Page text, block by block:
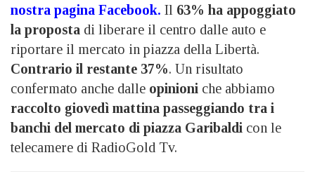
nostra pagina Facebook. Il 63% ha appoggiato
la proposta di liberare il centro dalle auto e
riportare il mercato in piazza della Libertà.
Contrario il restante 37%. Un risultato
confermato anche dalle opinioni che abbiamo
raccolto giovedì mattina passeggiando tra i
banchi del mercato di piazza Garibaldi con le
telecamere di RadioGold Tv.